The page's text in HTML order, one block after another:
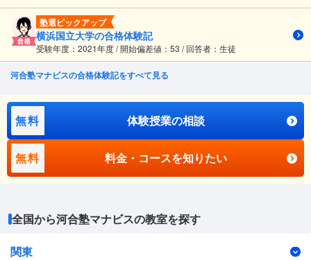
塾選ピックアップ
横浜国立大学の合格体験記
受験年度：2021年度 / 開始偏差値：53 / 回答者：生徒
河合塾マナビスの合格体験記をすべて見る
無料 体験授業の相談
無料 料金・コースを知りたい
全国から河合塾マナビスの教室を探す
関東